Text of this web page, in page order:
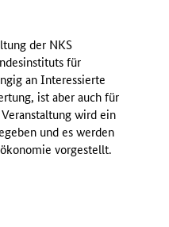
der NKS
für
an Interessierte
ist aber auch für
wird ein
und es werden
vorgestellt.